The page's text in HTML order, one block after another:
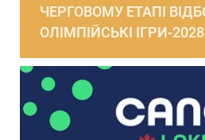
ЧЕРГОВОМУ ЕТАПІ
ОЛІМПІЙСЬКІ ІГРИ-2028